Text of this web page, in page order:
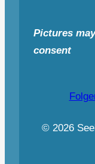
Pictures
consent
© 2026